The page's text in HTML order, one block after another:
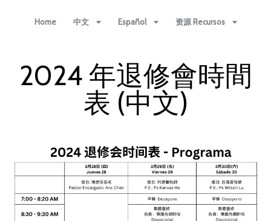
Home 中文 Español 资源 Recursos
2024 年退修會時間
表 (中文)